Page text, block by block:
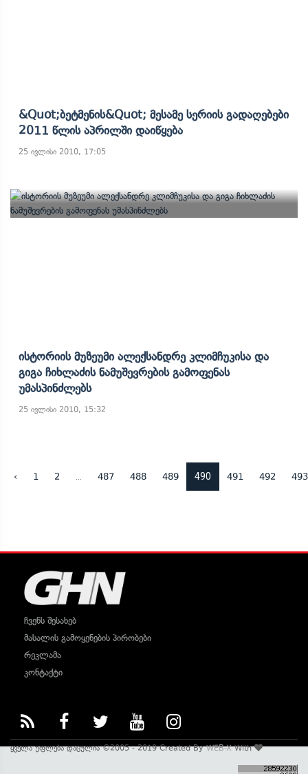
&quot;ბეტმენის&quot; Მესამე Სერიის Გადაღებები
2011 Წლის Აპრილში Დაიწყება
25 ივლისი 2010, 17:05
Ისტორიის Მუზეუმი Ალექსანდრე Კლიმჩუკისა Და
Გიგა Ჩიხლაძის Ნამუშევრების Გამოფენას
Უმასპინძლებს
25 ივლისი 2010, 15:32
‹ 1 2 487 488 489 490 491 492 493
ჩვენს შესახებ
მასალის გამოყენების პირობები
რეკლამა
კონტაქტი
ყველა უფლება დაცულია ©2005 - 2019 Created ByWEB-XWith